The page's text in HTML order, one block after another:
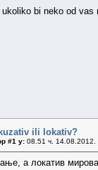
bi neko od
ili lokativ?
#1 у: 08.51 ч. 14.08.2012.
а локатив